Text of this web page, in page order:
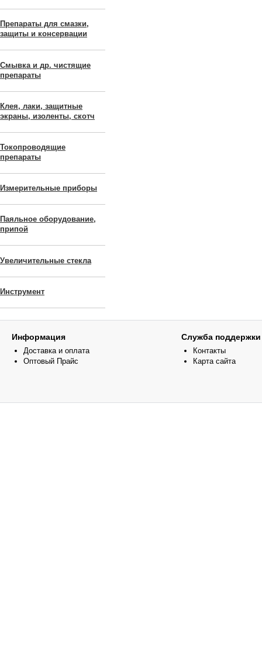
Препараты для смазки,
защиты и консервации
Смывка и др. чистящие
препараты
Клея, лаки, защитные
экраны, изоленты, скотч
Токопроводящие
препараты
Измерительные приборы
Паяльное оборудование,
припой
Увеличительные стекла
Инструмент
Информация
Доставка и оплата
Оптовый Прайс
Служба поддержки
Контакты
Карта сайта